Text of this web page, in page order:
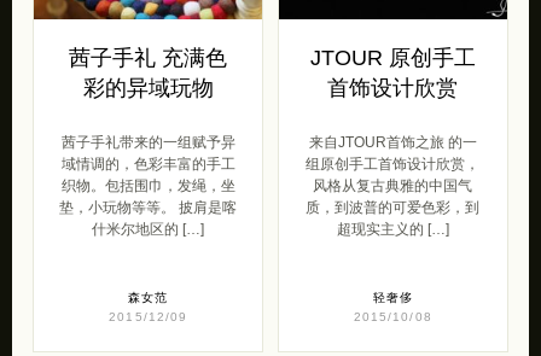
茜子手礼 充满色
彩的异域玩物
茜子手礼带来的一组赋予异
域情调的，色彩丰富的手工
织物。包括围巾，发绳，坐
垫，小玩物等等。 披肩是喀
什米尔地区的 […]
森女范
2015/12/09
JTOUR 原创手工
首饰设计欣赏
来自JTOUR首饰之旅 的一
组原创手工首饰设计欣赏，
风格从复古典雅的中国气
质，到波普的可爱色彩，到
超现实主义的 […]
轻奢侈
2015/10/08